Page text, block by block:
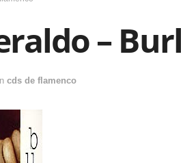
–
cds de flamenco